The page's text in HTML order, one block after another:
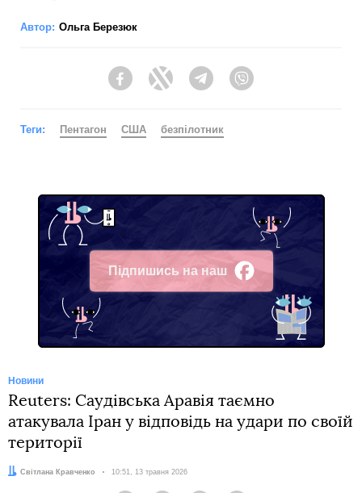
Автор: Ольга Березюк
FacebookTwitter Telegram
Теги: Пентагон США безпілотник
Підпишись на наш
Facebook
Новини
Reuters: Саудівська Аравія таємно
атакувала Іран у відповідь на удари по своїй
території
Автор:
Світлана Кравченко Дата:
10:51, 13 травня 2026